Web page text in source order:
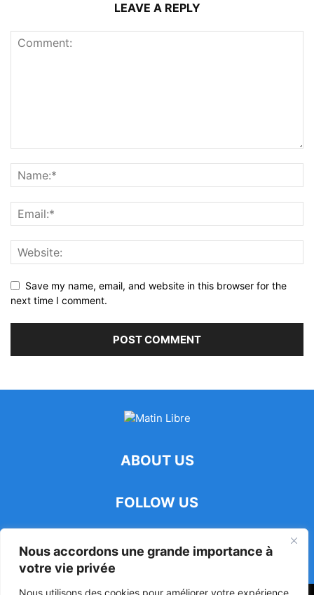
Nous accordons une grande importance à
votre vie privée
Nous utilisons des cookies pour améliorer votre expérience
LEAVE A REPLY
Save my name, email, and website in this browser for the
next time I comment.
ABOUT US
FOLLOW US